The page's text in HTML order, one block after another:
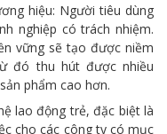
hiệu: Người tiêu dùng
nghiệp có trách nhiệm.
vững sẽ tạo được niềm
đó thu hút được nhiều
phẩm cao hơn.
lao động trẻ, đặc biệt là
cho các công ty có mục